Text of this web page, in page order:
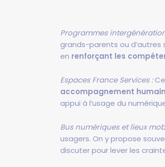
Programmes
grands-parents ou
en renforçant les
Espaces France Services :
accompagnement humain
appui à l’usage du
Bus numériques et lieux
usagers. On y propose
discuter pour lever les